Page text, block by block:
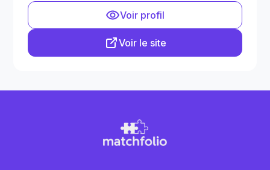
Voir profil
Voir le site